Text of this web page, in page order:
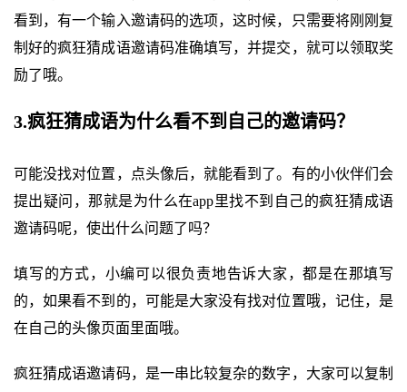
看到，有一个输入邀请码的选项，这时候，只需要将刚刚复
制好的疯狂猜成语邀请码准确填写，并提交，就可以领取奖
励了哦。
3.疯狂猜成语为什么看不到自己的邀请码？
可能没找对位置，点头像后，就能看到了。有的小伙伴们会
提出疑问，那就是为什么在app里找不到自己的疯狂猜成语
邀请码呢，使出什么问题了吗？
填写的方式，小编可以很负责地告诉大家，都是在那填写
的，如果看不到的，可能是大家没有找对位置哦，记住，是
在自己的头像页面里面哦。
疯狂猜成语邀请码，是一串比较复杂的数字，大家可以复制